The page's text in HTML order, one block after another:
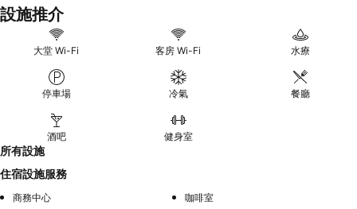
設施推介
大堂 Wi-Fi 客房 Wi-Fi 水療
停車場 冷氣 餐廳
酒吧 健身室
所有設施
住宿設施服務
商務中心
咖啡室